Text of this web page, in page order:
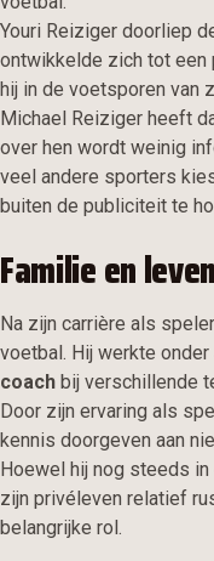
Youri Reiziger doorliep
ontwikkelde zich tot een
hij in de voetsporen van
Michael Reiziger heeft
over hen wordt weinig
veel andere sporters
buiten de publiciteit te
Familie en
Na zijn carrière als
voetbal. Hij werkte onder
coach bij verschillende
Door zijn ervaring als
kennis doorgeven aan
Hoewel hij nog steeds
zijn privéleven relatief
belangrijke rol.